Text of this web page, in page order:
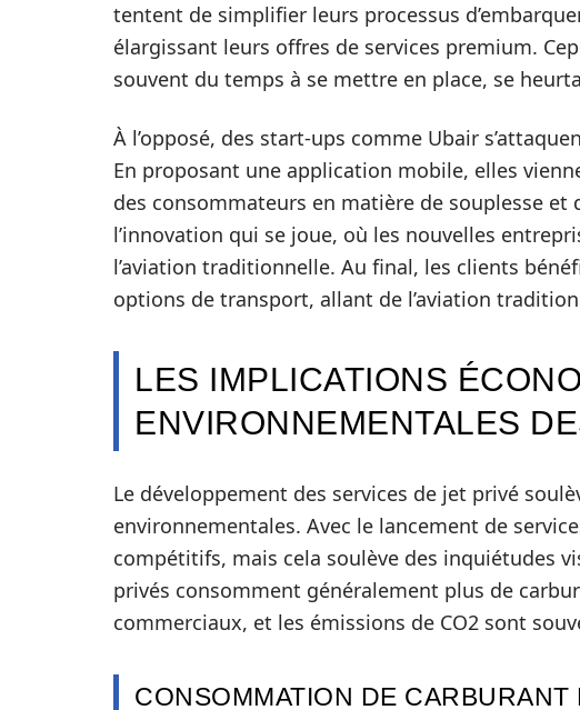
tentent de simplifier leurs processus
élargissant leurs offres de services premium.
souvent du temps à se mettre en place, se
À l’opposé, des start-ups comme Ubair
En proposant une application mobile, elles
des consommateurs en matière de souplesse et
l’innovation qui se joue, où les nouvelles
l’aviation traditionnelle. Au final, les clients
options de transport, allant de l’aviation
LES IMPLICATIONS
ENVIRONNEMENTALES
Le développement des services de jet privé
environnementales. Avec le lancement de
compétitifs, mais cela soulève des inquiétudes
privés consomment généralement plus de
commerciaux, et les émissions de CO2 sont
CONSOMMATION DE